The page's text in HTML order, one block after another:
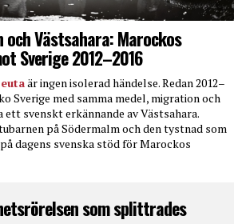
och Västsahara: Marockos
Sverige 2012–2016
är ingen isolerad händelse. Redan 2012–
Sverige med samma medel, migration och
svenskt erkännande av Västsahara.
på Södermalm och den tystnad som
dagens svenska stöd för Marockos
som splittrades